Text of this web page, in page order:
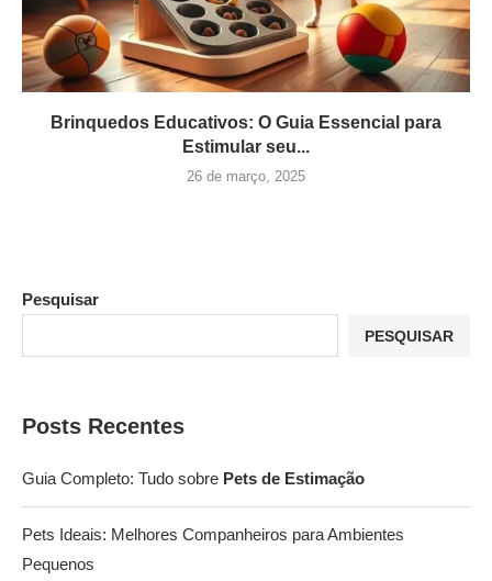
Brinquedos Educativos: O Guia Essencial para
Estimular seu...
26 de março, 2025
Pesquisar
PESQUISAR
Posts Recentes
Guia Completo: Tudo sobre Pets de Estimação
Pets Ideais: Melhores Companheiros para Ambientes
Pequenos